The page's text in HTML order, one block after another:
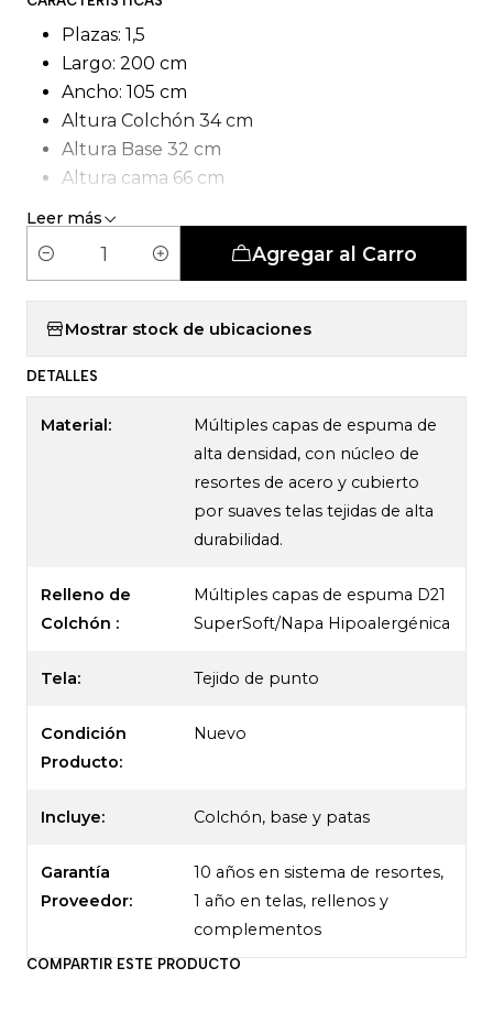
Plazas: 1,5
Largo: 200 cm
Ancho: 105 cm
Altura Colchón 34 cm
Altura Base 32 cm
Altura cama 66 cm
Tipo de Carcasa: Pocket 5 Zonas
Leer más
t
i
Agregar al Carro
Mostrar stock de ubicaciones
DETALLES
Material:
Múltiples capas de espuma de
alta densidad, con núcleo de
resortes de acero y cubierto
por suaves telas tejidas de alta
durabilidad.
Relleno de
Colchón :
Múltiples capas de espuma D21
SuperSoft/Napa Hipoalergénica
Tela: Tejido de punto
Condición
Producto:
Nuevo
Incluye: Colchón, base y patas
Garantía
Proveedor:
10 años en sistema de resortes,
1 año en telas, rellenos y
complementos
COMPARTIR ESTE PRODUCTO